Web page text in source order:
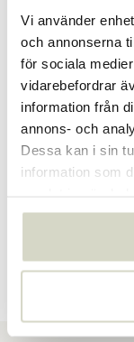
Vi använder
och annonserna
för sociala
vidarebefordrar
information från
annons- och
Dessa kan i sin
information som
Artikelnummer
SKU
EAN
Recensioner
There are no
Skapa din egen